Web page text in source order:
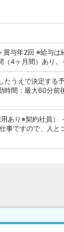
与年2回 ※給与
4ヶ月間）あり。
たうえで決定する
時間：最大60分
あり※契約社員）
ですので、人と